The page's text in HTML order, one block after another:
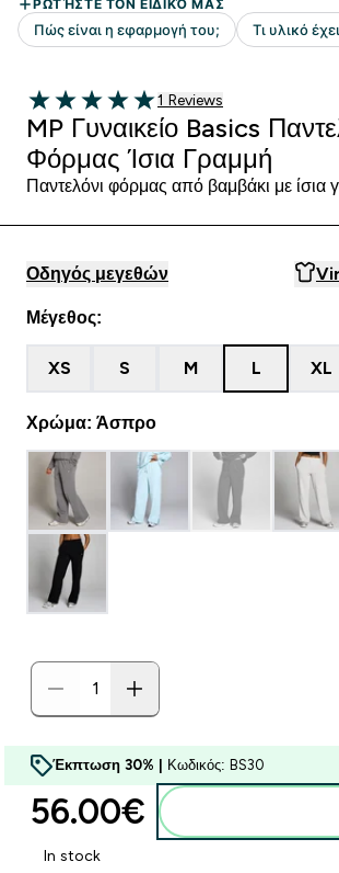
5 out of 5 stars
1 customer reviews
1 Reviews
MP Γυναικείο Basics
Φόρμας Ίσια Γραμμή
Παντελόνι φόρμας από βαμβάκι με ίσια
Οδηγός μεγεθών
Μέγεθος:
XS S M L XL
Χρώμα: Άσπρο
Έκπτωση 30% | Κωδικός: BS30
56.00€‎
In stock